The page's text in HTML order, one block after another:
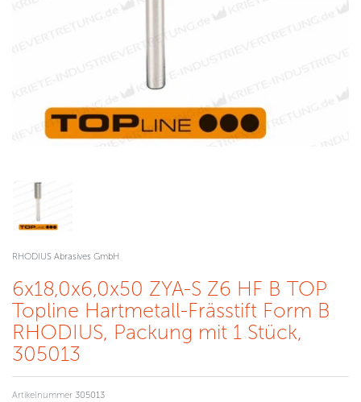
RHODIUS Abrasives GmbH
6x18,0x6,0x50 ZYA-S Z6 HF B TOP
Topline Hartmetall-Frässtift Form B
RHODIUS, Packung mit 1 Stück,
305013
Artikelnummer 305013